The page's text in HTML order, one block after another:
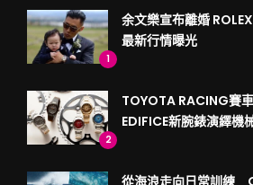
1
余文樂宣布離婚
最新行情曝光
2
TOYOTA RACING賽
EDIFICE新腕錶演繹機